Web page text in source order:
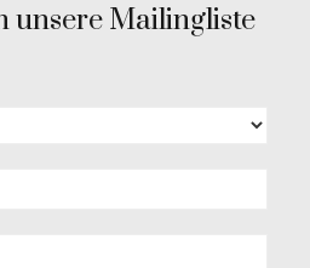
unsere Mailingliste